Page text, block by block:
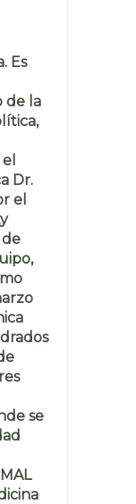
Es
de la
Dr.
el
de
se